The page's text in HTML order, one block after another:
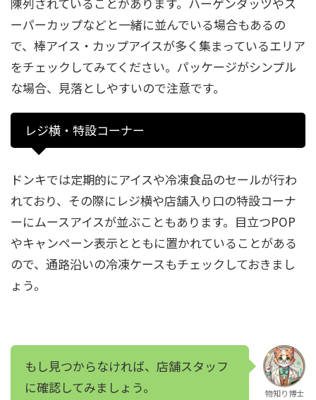
ーパーカップなどと一緒に並んでいる場合もあるの
で、棒アイス・カップアイスが多く集まっているエリア
をチェックしてみてください。パッケージがシンプル
な場合、見落としやすいので注意です。
レジ横・特設コーナー
ドンキでは定期的にアイスや冷凍食品のセールが行わ
れており、その際にレジ横や店舗入り口の特設コーナ
ーにムースアイスが並ぶこともあります。目立つPOP
やキャンペーン表示とともに置かれていることがある
ので、通路沿いの冷凍ケースもチェックしておきまし
ょう。
もし見つからなければ、店舗スタッフ
に確認してみましょう。
物知り博士